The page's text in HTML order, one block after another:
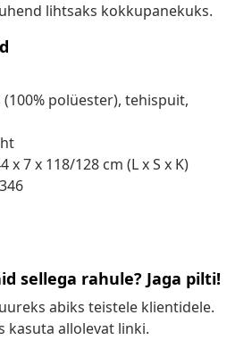
lihtsaks kokkupanekuks.
polüester), tehispuit,
x 7 x 118/128 cm (L x S x K)
sellega rahule? Jaga pilti!
abiks teistele klientidele.
kasuta allolevat linki.